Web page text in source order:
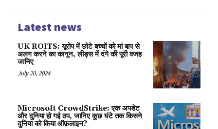
Latest news
UK ROITS: यूरोप में छोटे बच्चों को मां बाप से
अलग करने का कानून, लीड्स में दंगे की पूरी वजह
जानिए
July 20, 2024
Microsoft CrowdStrike: एक अपडेट
और दुनिया हो गई ठप, जानिए कुछ घंटे तक किसने
दुनिया को किया ऑफ़लाइन?